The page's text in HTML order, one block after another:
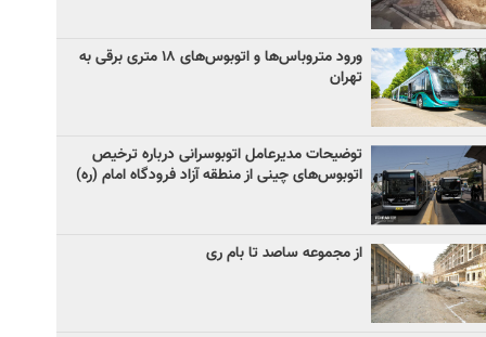
ورود متروباس‌ها و اتوبوس‌های ۱۸ متری برقی به
تهران
توضیحات مدیرعامل اتوبوسرانی درباره ترخیص
اتوبوس‌های چینی از منطقه آزاد فرودگاه امام (ره)
از مجموعه ساصد تا بام ری